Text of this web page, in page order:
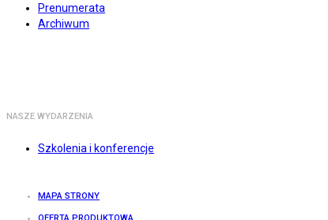
Prenumerata
Archiwum
NASZE WYDARZENIA
Szkolenia i konferencje
MAPA STRONY